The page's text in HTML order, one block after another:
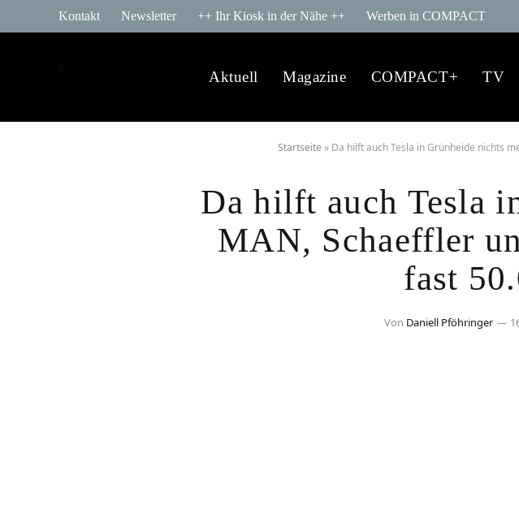
Kontakt Newsletter ++ Ihr Kiosk in der Nähe ++ Werben in COMPACT
Aktuell Magazine COMPACT+ TV
Startseite » Da hilft auch Tesla in Grünheide nichts
Da hilft auch Tesla
MAN, Schaeffler
fast
Von Daniell Pföhringer